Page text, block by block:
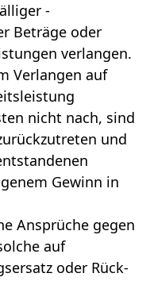
-
Beträge oder
verlangen.
Verlangen auf
nicht nach, sind
und
Gewinn in
Ansprüche gegen
auf
oder Rück-